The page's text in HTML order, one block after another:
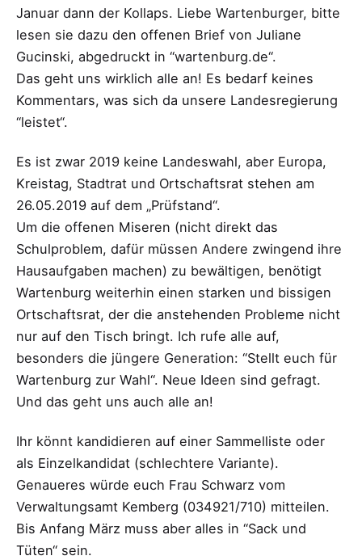
Januar dann der Kollaps. Liebe Wartenburger, bitte
lesen sie dazu den offenen Brief von Juliane
Gucinski, abgedruckt in “wartenburg.de“.
Das geht uns wirklich alle an! Es bedarf keines
Kommentars, was sich da unsere Landesregierung
“leistet“.
Es ist zwar 2019 keine Landeswahl, aber Europa,
Kreistag, Stadtrat und Ortschaftsrat stehen am
26.05.2019 auf dem „Prüfstand“.
Um die offenen Miseren (nicht direkt das
Schulproblem, dafür müssen Andere zwingend ihre
Hausaufgaben machen) zu bewältigen, benötigt
Wartenburg weiterhin einen starken und bissigen
Ortschaftsrat, der die anstehenden Probleme nicht
nur auf den Tisch bringt. Ich rufe alle auf,
besonders die jüngere Generation: “Stellt euch für
Wartenburg zur Wahl“. Neue Ideen sind gefragt.
Und das geht uns auch alle an!
Ihr könnt kandidieren auf einer Sammelliste oder
als Einzelkandidat (schlechtere Variante).
Genaueres würde euch Frau Schwarz vom
Verwaltungsamt Kemberg (034921/710) mitteilen.
Bis Anfang März muss aber alles in “Sack und
Tüten“ sein.